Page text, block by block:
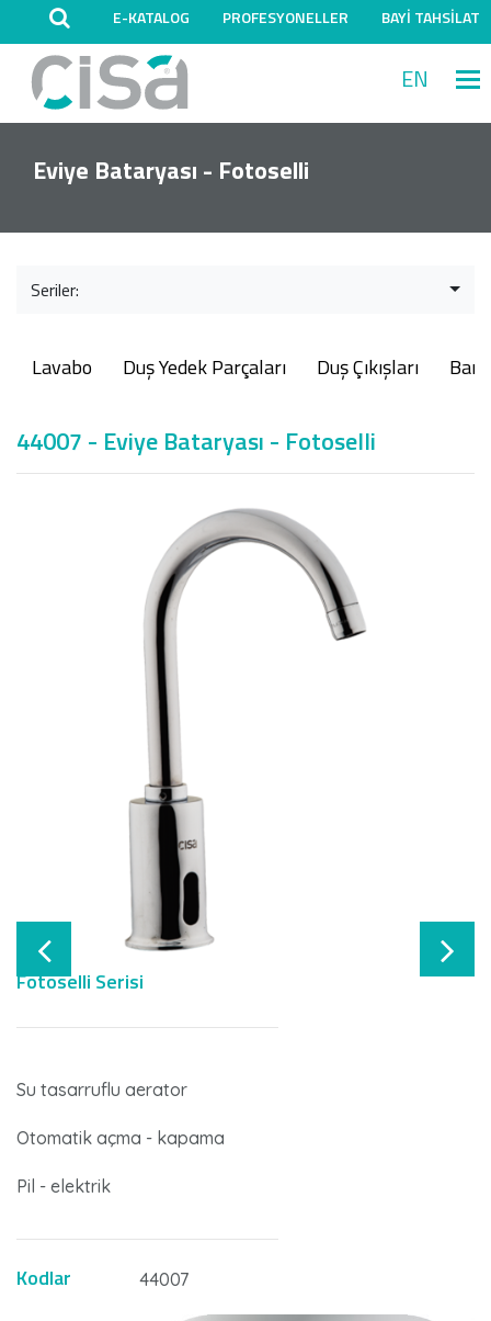
E-KATALOG PROFESYONELLER BAYİ TAHSİLAT
EN
Eviye Bataryası - Fotoselli
Seriler:
Lavabo Duş Yedek Parçaları Duş Çıkışları
44007 - Eviye Bataryası - Fotoselli
Fotoselli Serisi
Su tasarruflu aerator
Otomatik açma - kapama
Pil - elektrik
Kodlar 44007